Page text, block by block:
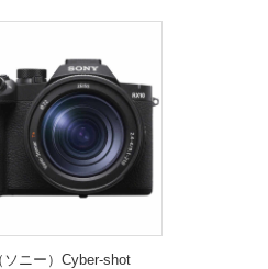
ソニー）Cyber-shot